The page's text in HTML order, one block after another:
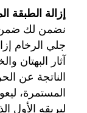
إزالة الطبقة
نضمن لك ضمن
جلي الرخام
آثار البهتان
الناتجة عن
المستمرة،
لبريقه الأول